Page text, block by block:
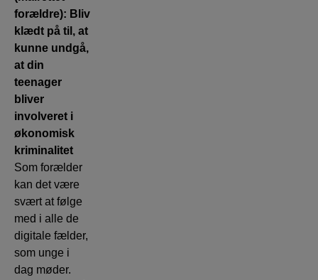
forældre): Bliv
klædt på til, at
kunne undgå,
at din
teenager
bliver
involveret i
økonomisk
kriminalitet
Som forælder
kan det være
svært at følge
med i alle de
digitale fælder,
som unge i
dag møder.